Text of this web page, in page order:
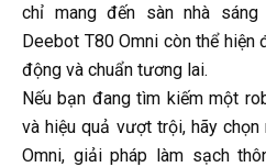
chỉ mang đến sàn nhà sáng
Deebot T80 Omni còn thể
động và chuẩn tương lai.
Nếu bạn đang tìm kiếm một
và hiệu quả vượt trội, hãy
Omni, giải pháp làm sạch